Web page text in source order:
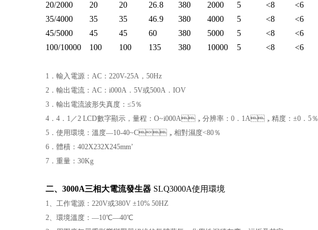
20/2000
20 20 26.8 380 2000 5 <8 <6
35/4000
35 35 46.9 380 4000 5 <8 <6
45/5000
45 45 60 380 5000 5 <8 <6
100/10000
100 100 135 380 10000 5 <8 <6
1．輸入電源：AC：220V-25A，50Hz
2．輸出電流：AC：i000A．5V或500A．IOV
3．輸出電流波形失真度：≤5％
4．4．1／2 LCD數字顯示，量程：O~i000A，分辨率：0．1A，精度：±0．5％
5．使用環境：溫度—10-40~C，相對濕度<80％
6．體積：402X232X245mm’
7．重量：30Kg
二、 3000A三相大電流發生器 SLQ3000A使用環境
1、工作電源：220V或380V ±10% 50HZ
2、環境溫度：—10℃—40℃